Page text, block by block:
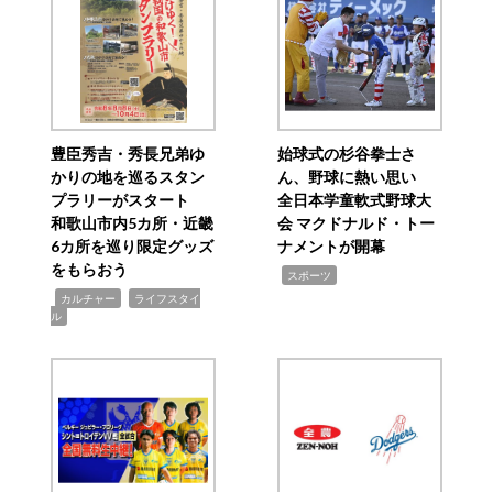
豊臣秀吉・秀長兄弟ゆ
かりの地を巡るスタン
プラリーがスタート
和歌山市内5カ所・近畿
6カ所を巡り限定グッズ
をもらおう
カルチャー
ライフスタイ
ル
始球式の杉谷拳士さ
ん、野球に熱い思い
全日本学童軟式野球大
会 マクドナルド・トー
ナメントが開幕
スポーツ